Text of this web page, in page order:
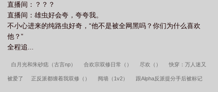
直播间：？？？
直播间：雄虫好会夸，夸夸我。
不小心进来的纯路虫好奇，“他不是被全网黑吗？你们为什么喜欢
他？”
全程追...
白月光和朱砂痣（古言np） 合欢宗双修日常（） 尽欢（） 快穿：万人迷又
被爱了 正反派都缠着我双修（） 阋墙（1v2） 跟Alpha反派提分手后被标记